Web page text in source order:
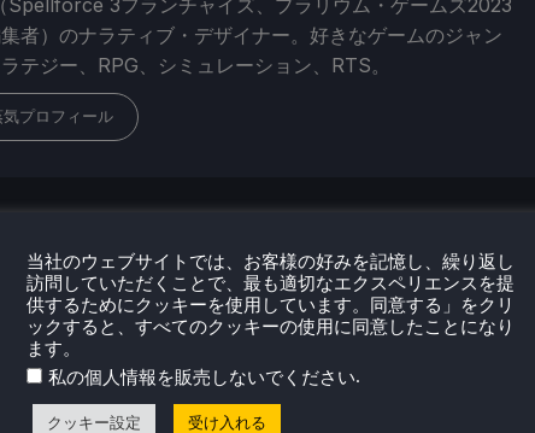
Spellforce 3フランチャイズ、プラリウム・ゲームズ2023
者）のナラティブ・デザイナー。好きなゲームのジャン
テジー、RPG、シミュレーション、RTS。
気プロフィール
当社のウェブサイトでは、お客様の好みを記憶し、繰り返し
訪問していただくことで、最も適切なエクスペリエンスを提
供するためにクッキーを使用しています。同意する」をクリ
ックすると、すべてのクッキーの使用に同意したことになり
ます。
私の個人情報を販売しないでください.
クッキー設定 受け入れる